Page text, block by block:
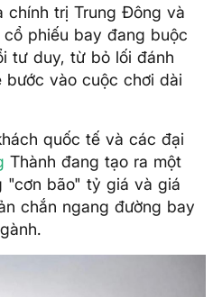
chính trị Trung Đông và
phiếu bay đang buộc
tư duy, từ bỏ lối đánh
vào cuộc chơi dài
quốc tế và các đại
Thành đang tạo ra một
"cơn bão" tỷ giá và giá
chắn ngang đường bay